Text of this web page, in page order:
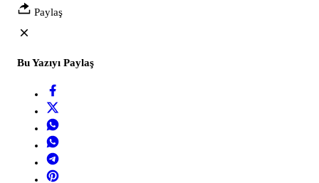
Paylaş
Bu Yazıyı Paylaş